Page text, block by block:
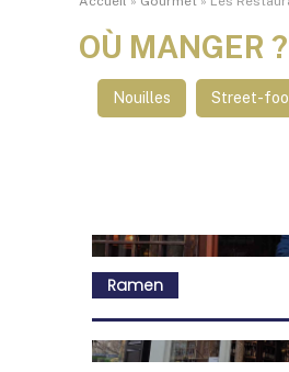
OÙ MANGER
Nouilles Street-
Ramen